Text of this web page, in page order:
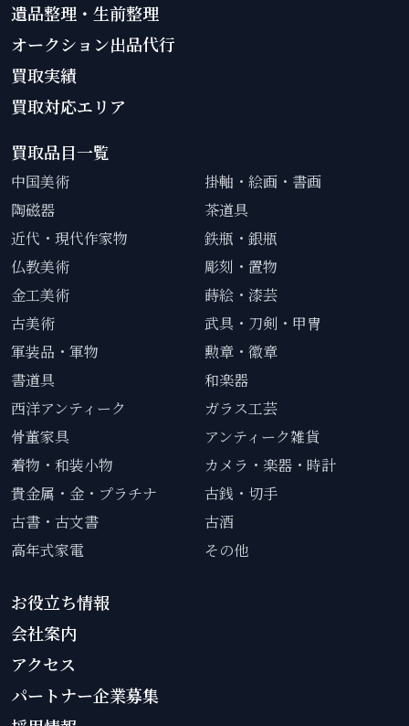
遺品整理・生前整理
オークション出品代行
買取実績
買取対応エリア
買取品目一覧
中国美術
掛軸・絵画・書画
陶磁器
茶道具
近代・現代作家物
鉄瓶・銀瓶
仏教美術
彫刻・置物
金工美術
蒔絵・漆芸
古美術
武具・刀剣・甲冑
軍装品・軍物
勲章・徽章
書道具
和楽器
西洋アンティーク
ガラス工芸
骨董家具
アンティーク雑貨
着物・和装小物
カメラ・楽器・時計
貴金属・金・プラチナ
古銭・切手
古書・古文書
古酒
高年式家電
その他
お役立ち情報
会社案内
アクセス
パートナー企業募集